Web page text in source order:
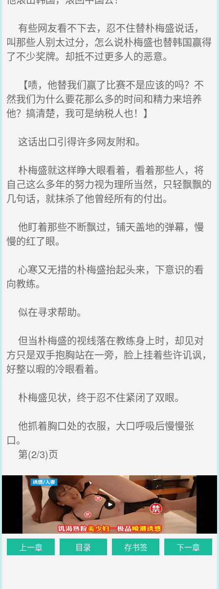
有些网友看不下去，忍不住替朴梅盛说话，
叫那些人别太过分，怎么说朴梅盛也替韩国赢得
了不少奖牌。却抵不过更多人的恶意。
【啧，他替我们赢了比赛不是应该的吗？不
然我们为什么要花那么多的时间和精力来培养
他？搞清楚，我可是纳税人也！】
这话出口引得许多网友附和。
朴梅盛就这样睁大眼看着，看着那些人，将
自己这么多年的努力视为理所当然，只轻飘飘的
几句话，就抹杀了他曾经所有的付出。
他盯着那些不断飘过，铺天盖地的弹幕，慢
慢的红了眼。
心寒又无措的朴梅盛抬起头来，下意识的看
向教练。
似在寻求帮助。
但当朴梅盛的视线落在教练身上时，却见对
方只是双手抱胸站在一旁，脸上挂着些许讥讽，
好整以暇的冷眼看着。
朴梅盛见状，终于忍不住紧闭了双眼。
他抓着胸口处的衣服，大口呼吸后慢慢张
口。
第(2/3)页
上一章 目录 存书签 下一章